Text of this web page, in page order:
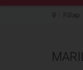
Főlap